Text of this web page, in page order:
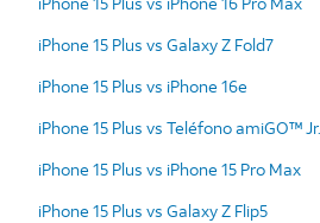
iPhone 15 Plus vs Galaxy Z Fold7
iPhone 15 Plus vs iPhone 16e
iPhone 15 Plus vs Teléfono amiGO™ Jr.
iPhone 15 Plus vs iPhone 15 Pro Max
iPhone 15 Plus vs Galaxy Z Flip5